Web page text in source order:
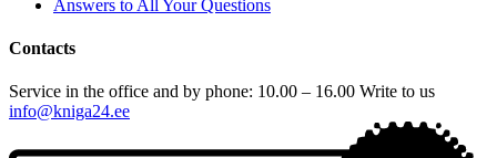
Answers to All Your Questions
Contacts
Service in the office and by phone: 10.00 – 16.00 Write to us
info@kniga24.ee